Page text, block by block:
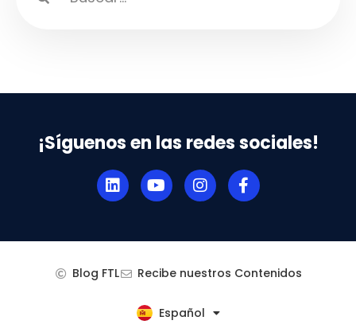
¡Síguenos en las redes sociales!
Blog FTL Recibe nuestros Contenidos
Español
English